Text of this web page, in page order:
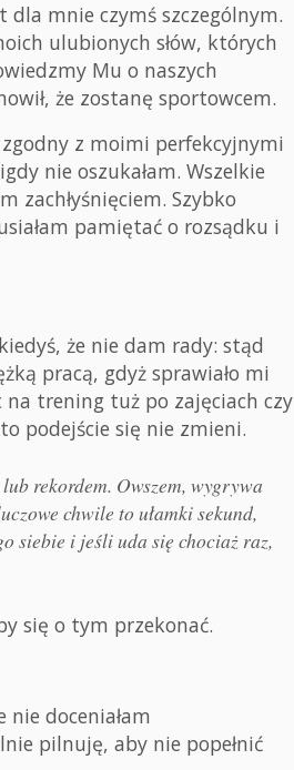
dla mnie czymś szczególnym.
ulubionych słów, których
Mu o naszych
że zostanę sportowcem.
z moimi perfekcyjnymi
nie oszukałam. Wszelkie
zachłyśnięciem. Szybko
pamiętać o rozsądku i
że nie dam rady: stąd
pracą, gdyż sprawiało mi
na trening tuż po zajęciach czy
podejście się nie zmieni.
rekordem. Owszem, wygrywa
chwile to ułamki sekund,
siebie i jeśli uda się chociaż raz,
się o tym przekonać.
doceniałam
pilnuję, aby nie popełnić